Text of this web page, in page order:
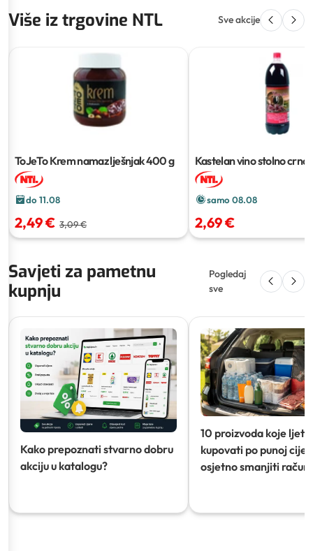
Više iz trgovine NTL Sve akcije
ToJeTo Krem namaz lješnjak400 g
do 11.08
2,49 € 3,09 €
Kastelan vino stolno crno
samo 08.08
2,69 €
Savjeti za pametnu
kupnju
Pogledaj
sve
Kako prepoznati stvarno dobru
akciju u katalogu?
10 proizvoda koje ljeti
kupovati po punoj
osjetno smanjiti račun)